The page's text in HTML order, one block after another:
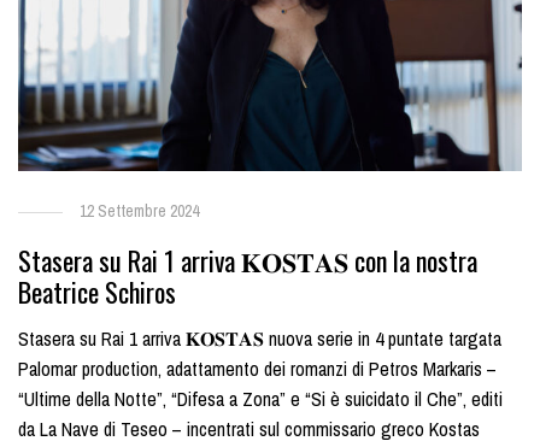
12 Settembre 2024
Stasera su Rai 1 arriva 𝐊𝐎𝐒𝐓𝐀𝐒 con la nostra
Beatrice Schiros
Stasera su Rai 1 arriva 𝐊𝐎𝐒𝐓𝐀𝐒 nuova serie in 4 puntate targata
Palomar production, adattamento dei romanzi di Petros Markaris –
“Ultime della Notte”, “Difesa a Zona” e “Si è suicidato il Che”, editi
da La Nave di Teseo – incentrati sul commissario greco Kostas